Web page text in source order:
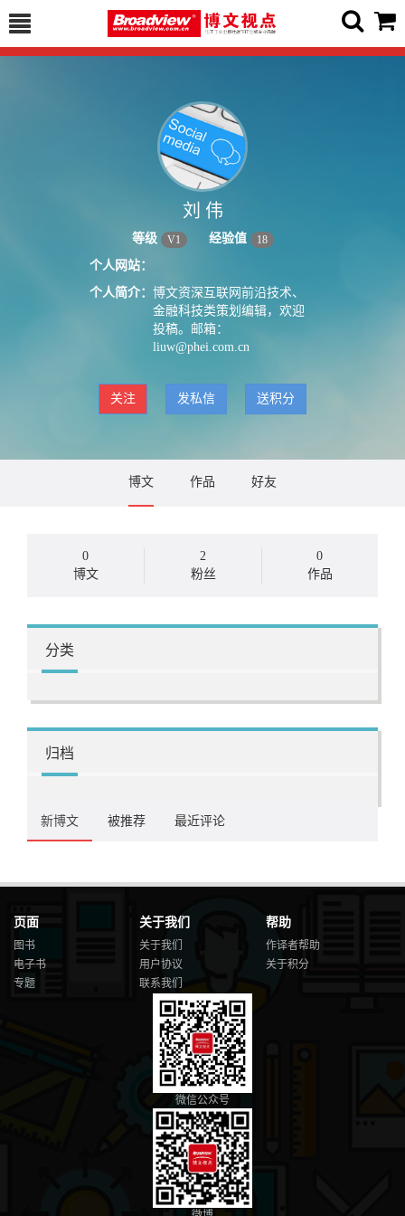
刘 伟
等级 V1 经验值 18
个人网站：
个人简介： 博文资深互联网前沿技术、
金融科技类策划编辑，欢迎
投稿。邮箱：
liuw@phei.com.cn
关注 发私信 送积分
博文 作品 好友
0
博文
2
粉丝
0
作品
分类
归档
新博文 被推荐 最近评论
页面
图书
电子书
专题
关于我们
关于我们
用户协议
联系我们
帮助
作译者帮助
关于积分
微信公众号